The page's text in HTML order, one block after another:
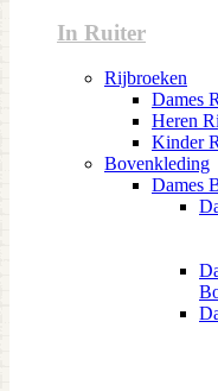
In Ruiter
Rijbroeken
Dames
Heren
Kinder
Bovenkleding
Dames